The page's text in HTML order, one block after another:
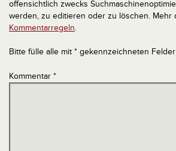
offensichtlich zwecks
werden, zu editieren oder zu löschen. Mehr
Kommentarregeln.
Bitte fülle alle mit * gekennzeichneten
Kommentar *